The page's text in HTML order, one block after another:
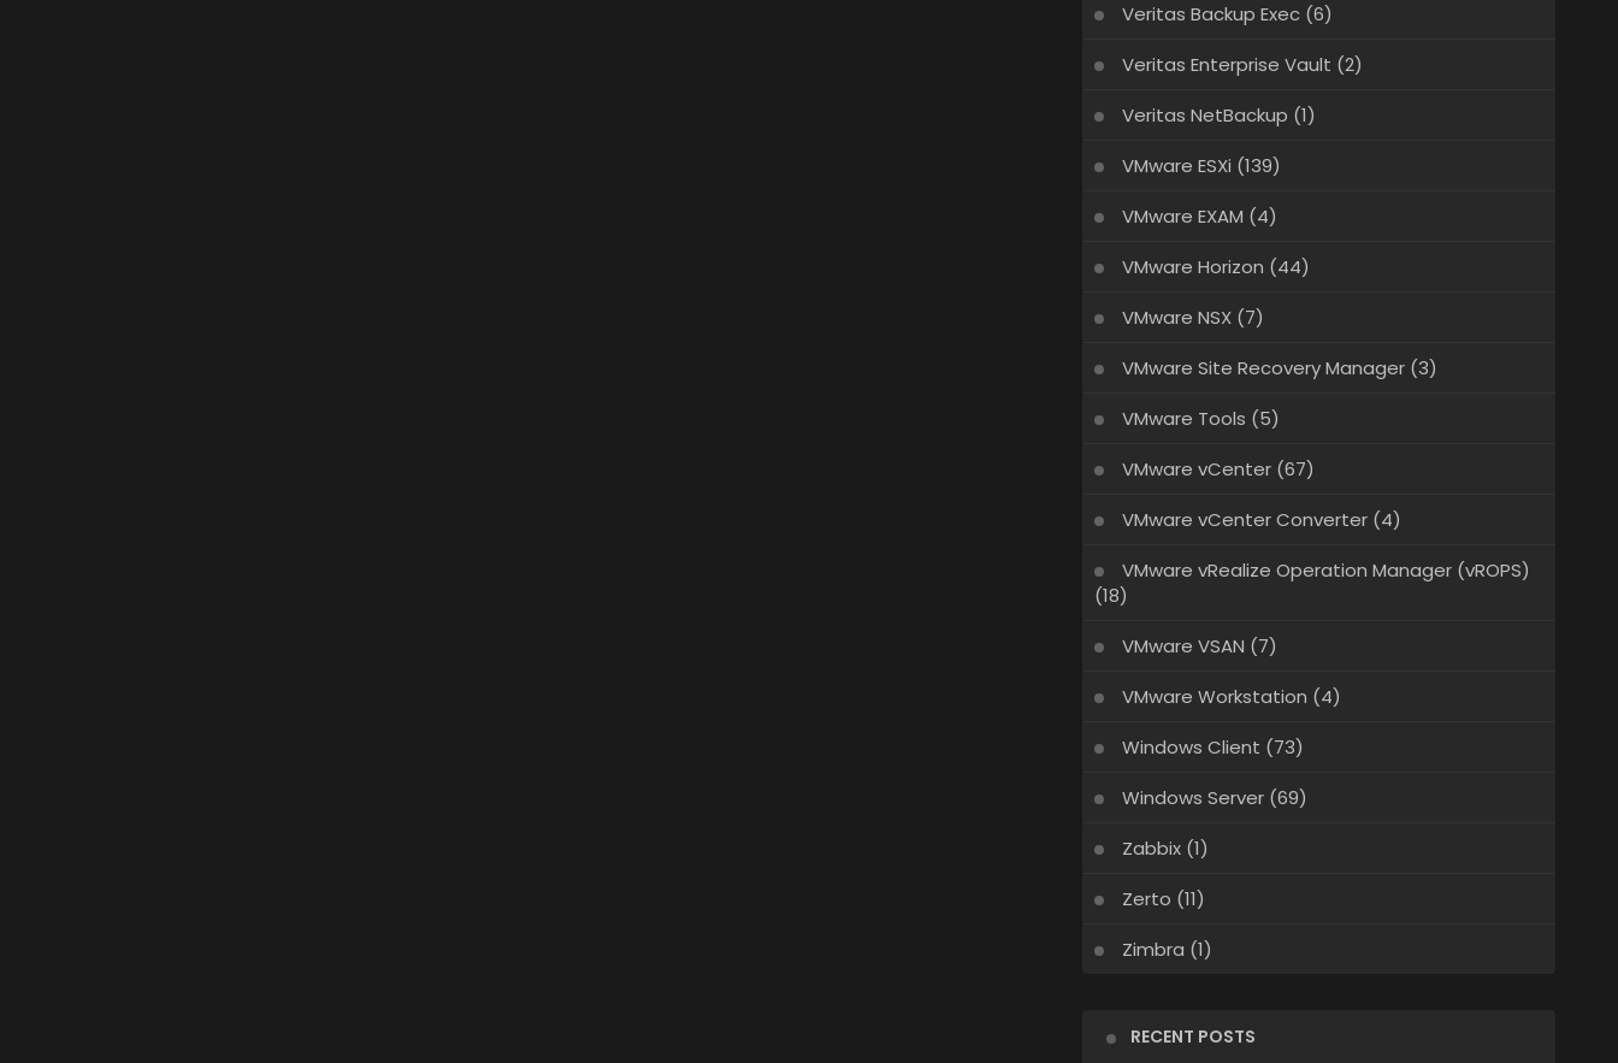
Veritas Backup Exec(6)
Veritas Enterprise Vault (2)
Veritas NetBackup (1)
VMware ESXi (139)
VMware EXAM (4)
VMware Horizon (44)
VMware NSX(7)
VMware Site Recovery Manager(3)
VMware Tools (5)
VMware vCenter(67)
VMware vCenter Converter(4)
VMware vRealize Operation Manager (vROPS)
(18)
VMware VSAN (7)
VMware Workstation (4)
Windows Client (73)
Windows Server(69)
Zabbix(1)
Zerto (11)
Zimbra (1)
RECENT POSTS